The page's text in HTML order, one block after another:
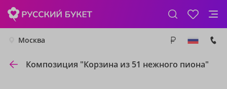
Москва
Композиция "Корзина из 51 нежного пиона"